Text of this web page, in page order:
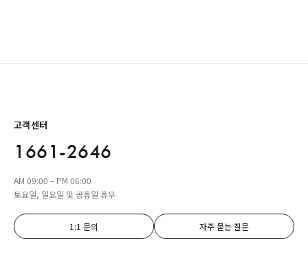
고객센터
1661-2646
AM 09:00 – PM 06:00
토요일, 일요일 및 공휴일 휴무
1:1 문의 자주 묻는 질문